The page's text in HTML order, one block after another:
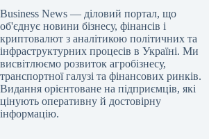
Business News — діловий портал, що
об'єднує новини бізнесу, фінансів і
криптовалют з аналітикою політичних та
інфраструктурних процесів в Україні. Ми
висвітлюємо розвиток агробізнесу,
транспортної галузі та фінансових ринків.
Видання орієнтоване на підприємців, які
цінують оперативну й достовірну
інформацію.